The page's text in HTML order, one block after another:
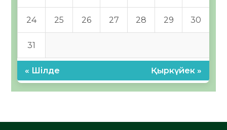
24 25 26 27 28 29 30
31
« Шілде Қыркүйек »